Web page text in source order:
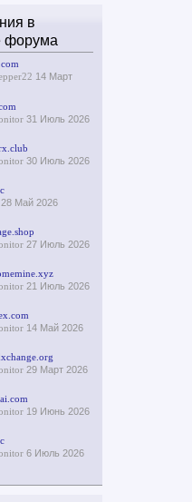
в
форума
14 Март
31 Июль 2026
30 Июль 2026
28 Май 2026
27 Июль 2026
21 Июль 2026
14 Май 2026
29 Март 2026
19 Июнь 2026
6 Июль 2026